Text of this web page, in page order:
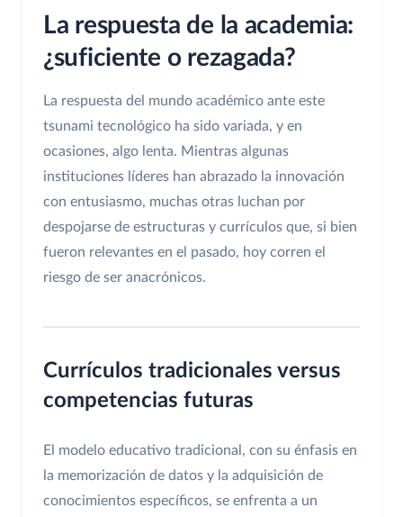
La respuesta de la academia:
¿suficiente o rezagada?
La respuesta del mundo académico ante este
tsunami tecnológico ha sido variada, y en
ocasiones, algo lenta. Mientras algunas
instituciones líderes han abrazado la innovación
con entusiasmo, muchas otras luchan por
despojarse de estructuras y currículos que, si bien
fueron relevantes en el pasado, hoy corren el
riesgo de ser anacrónicos.
Currículos tradicionales versus
competencias futuras
El modelo educativo tradicional, con su énfasis en
la memorización de datos y la adquisición de
conocimientos específicos, se enfrenta a un